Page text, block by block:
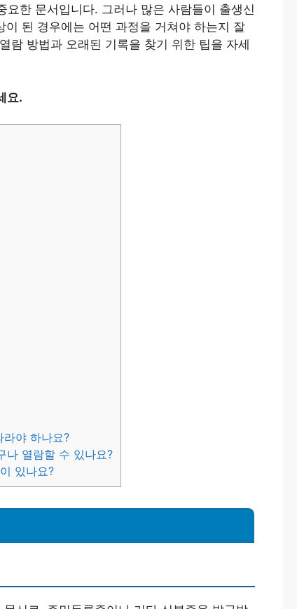
한 문서입니다. 그러나 많은 사람들이 출생신
된 경우에는 어떤 과정을 거쳐야 하는지 잘
람 방법과 오래된 기록을 찾기 위한 팁을 자세
요.
라야 하나요?
나 열람할 수 있나요?
있나요?